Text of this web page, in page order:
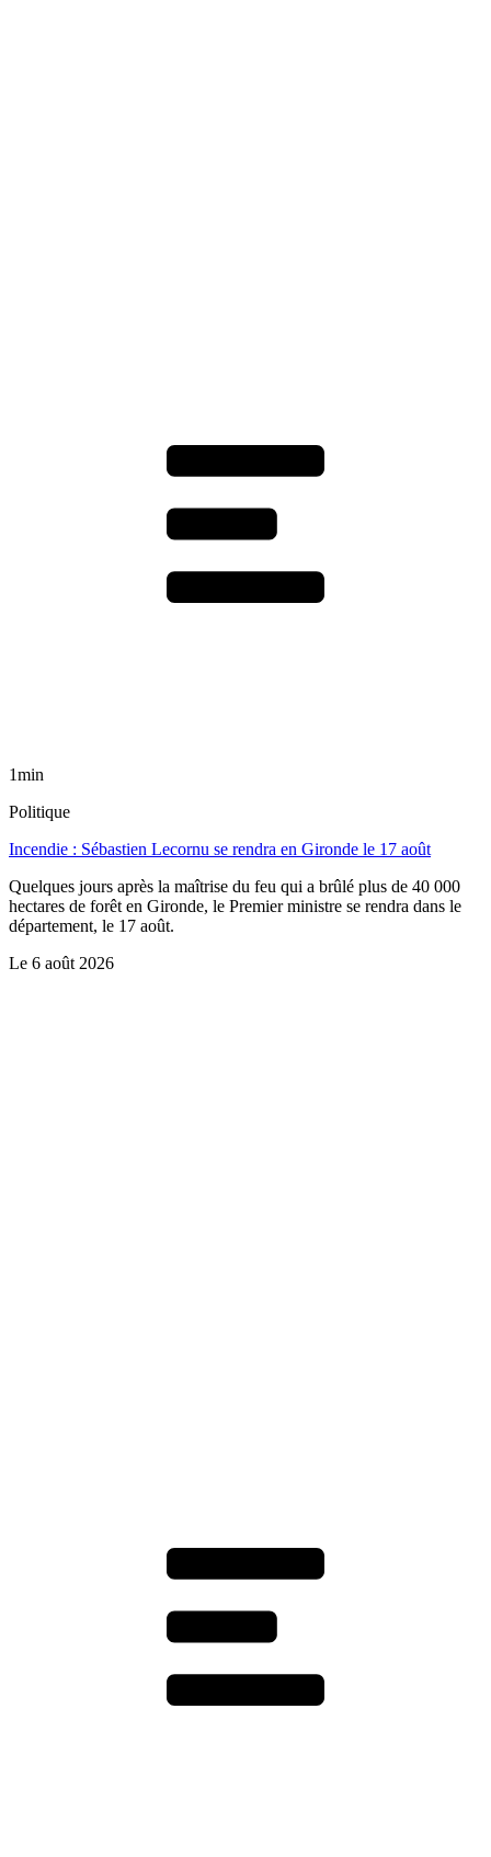
1min
Politique
Incendie : Sébastien Lecornu se rendra en Gironde le 17 août
Quelques jours après la maîtrise du feu qui a brûlé plus de 40 000
hectares de forêt en Gironde, le Premier ministre se rendra dans le
département, le 17 août.
Le 6 août 2026